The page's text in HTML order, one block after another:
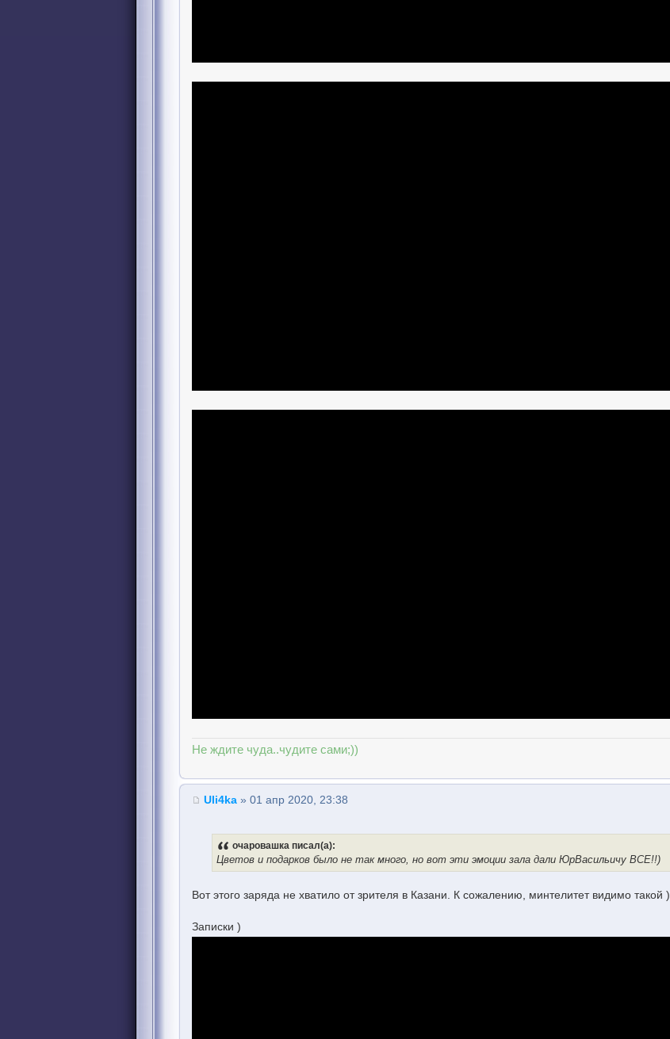
Не ждите чуда..чудите сами;))
Uli4ka » 01 апр 2020, 23:38
очаровашка писал(а):
Цветов и подарков было не так много, но вот эти эмоции зала дали ЮрВасильичу ВСЕ!!)
Вот этого заряда не хватило от зрителя в Казани. К сожалению, минтелитет видимо такой )
Записки )